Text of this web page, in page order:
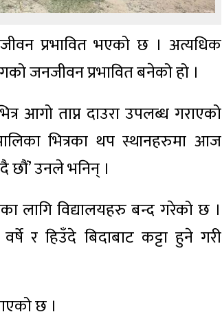
प्रभावित भएको छ । अत्यधिक
जनजीवन प्रभावित बनेको हो ।
आगो ताप्न दाउरा उपलब्ध गराएको
भित्रका थप स्थानहरुमा आज
छौं’ उनले भनिन् ।
लागि विद्यालयहरु बन्द गरेको छ ।
र हिउँदे बिदाबाट कट्टा हुने गरी
छ ।